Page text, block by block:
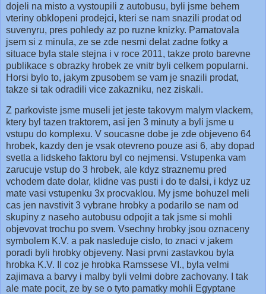
dojeli na misto a vystoupili z autobusu, byli jsme behem
vteriny obklopeni prodejci, kteri se nam snazili prodat od
suvenyru, pres pohledy az po ruzne knizky. Pamatovala
jsem si z minula, ze se zde nesmi delat zadne fotky a
situace byla stale stejna i v roce 2011, takze proto barevne
publikace s obrazky hrobek ze vnitr byli celkem popularni.
Horsi bylo to, jakym zpusobem se vam je snazili prodat,
takze si tak odradili vice zakazniku, nez ziskali.
Z parkoviste jsme museli jet jeste takovym malym vlackem,
ktery byl tazen traktorem, asi jen 3 minuty a byli jsme u
vstupu do komplexu. V soucasne dobe je zde objeveno 64
hrobek, kazdy den je vsak otevreno pouze asi 6, aby dopad
svetla a lidskeho faktoru byl co nejmensi. Vstupenka vam
zarucuje vstup do 3 hrobek, ale kdyz straznemu pred
vchodem date dolar, klidne vas pusti i do te dalsi, i kdyz uz
mate vasi vstupenku 3x procvaklou. My jsme bohuzel meli
cas jen navstivit 3 vybrane hrobky a podarilo se nam od
skupiny z naseho autobusu odpojit a tak jsme si mohli
objevovat trochu po svem. Vsechny hrobky jsou oznaceny
symbolem K.V. a pak nasleduje cislo, to znaci v jakem
poradi byli hrobky objeveny. Nasi prvni zastavkou byla
hrobka K.V. II coz je hrobka Ramssese VI., byla velmi
zajimava a barvy i malby byli velmi dobre zachovany. I tak
ale mate pocit, ze by se o tyto pamatky mohli Egyptane